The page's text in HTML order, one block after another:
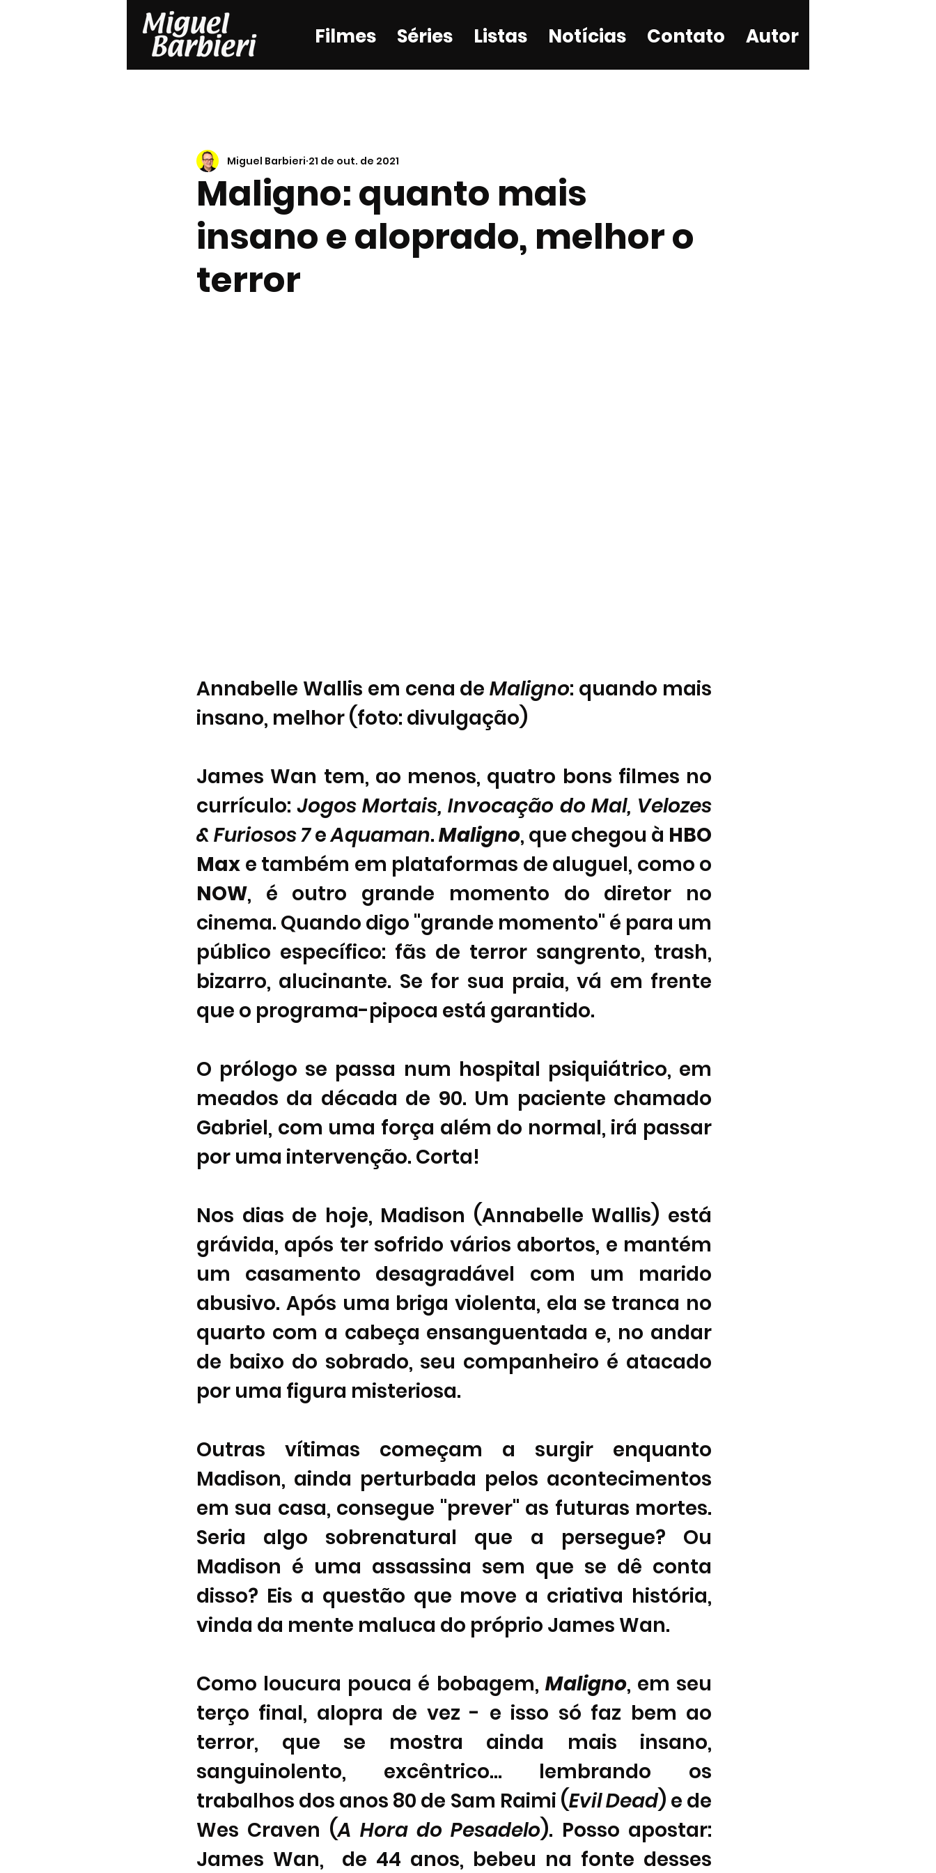
Filmes Séries Listas Notícias Contato Autor
Maligno: quanto mais
insano e aloprado, melhor o
terror
Miguel Barbieri 21 de out. de 2021
Annabelle Wallis em cena de Maligno: quando mais
insano, melhor (foto: divulgação)
James Wan tem, ao menos, quatro bons filmes no
currículo: Jogos Mortais, Invocação do Mal, Velozes
& Furiosos 7 e Aquaman. Maligno, que chegou à HBO
Max
NOW, é outro grande momento do diretor no
cinema. Quando digo "grande momento" é para um
público específico: fãs de terror sangrento, trash,
bizarro, alucinante. Se for sua praia, vá em frente
que o programa-pipoca está garantido.
O prólogo se passa num hospital psiquiátrico, em
meados da década de 90. Um paciente chamado
Gabriel, com uma força além do normal, irá passar
por uma intervenção. Corta!
Nos dias de hoje, Madison (Annabelle Wallis) está
grávida, após ter sofrido vários abortos, e mantém
um casamento desagradável com um marido
abusivo. Após uma briga violenta, ela se tranca no
quarto com a cabeça ensanguentada e, no andar
de baixo do sobrado, seu companheiro é atacado
por uma figura misteriosa.
Outras vítimas começam a surgir enquanto
Madison, ainda perturbada pelos acontecimentos
em sua casa, consegue "prever" as futuras mortes.
Seria algo sobrenatural que a persegue? Ou
Madison é uma assassina sem que se dê conta
disso? Eis a questão que move a criativa história,
vinda da mente maluca do próprio James Wan.
Como loucura pouca é bobagem, Maligno, em seu
terço final, alopra de vez - e isso só faz bem ao
terror, que se mostra ainda mais insano,
sanguinolento, excêntrico... lembrando os
trabalhos dos anos 80 de Sam Raimi (Evil Dead) e de
Wes Craven (A Hora do Pesadelo). Posso apostar:
James Wan,  de 44 anos, bebeu na fonte desses